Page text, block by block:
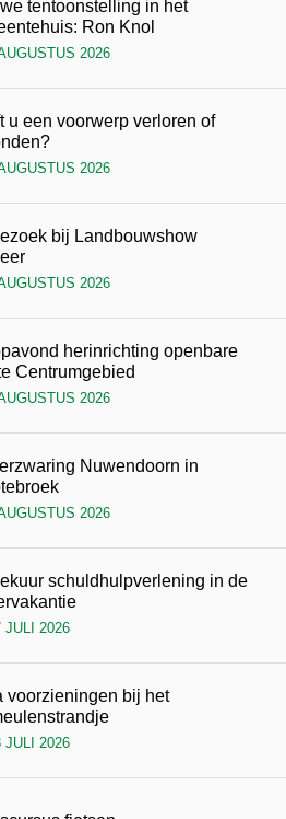
tentoonstelling in het
Ron Knol
2026
u een voorwerp verloren of
2026
bij Landbouwshow
2026
herinrichting openbare
Centrumgebied
2026
Nuwendoorn in
2026
schuldhulpverlening in de
JULI 2026
voorzieningen bij het
JULI 2026